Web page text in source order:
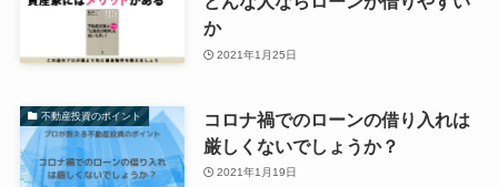
か
2021年1月25日
不動産投資のポイント
コロナ禍でのローンの借り入れは
厳しくないでしょうか？
2021年1月19日